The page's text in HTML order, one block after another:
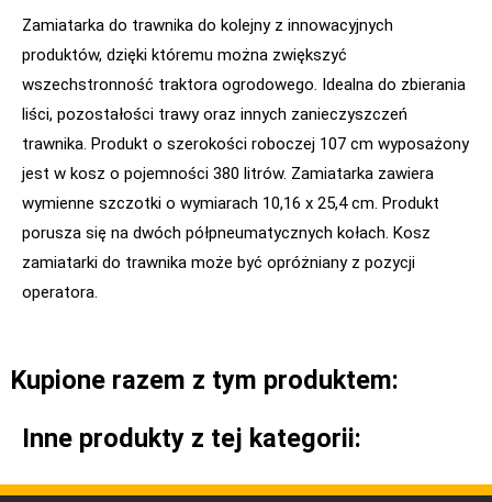
Zamiatarka do trawnika do kolejny z innowacyjnych
produktów, dzięki któremu można zwiększyć
wszechstronność traktora ogrodowego. Idealna do zbierania
liści, pozostałości trawy oraz innych zanieczyszczeń
trawnika. Produkt o szerokości roboczej 107 cm wyposażony
jest w kosz o pojemności 380 litrów. Zamiatarka zawiera
wymienne szczotki o wymiarach 10,16 x 25,4 cm. Produkt
porusza się na dwóch półpneumatycznych kołach. Kosz
zamiatarki do trawnika może być opróżniany z pozycji
operatora.
Kupione razem z tym produktem:
Inne produkty z tej kategorii: